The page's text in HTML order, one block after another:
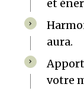
et
aura.
votre